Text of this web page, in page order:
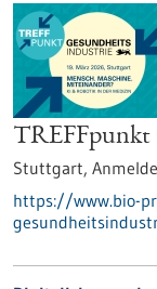
TREFFpunkt
Stuttgart,
https://www.bio-